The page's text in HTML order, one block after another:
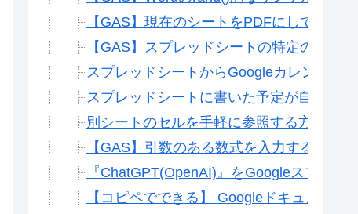
【GAS】現在のシートをPDFにしてメー
【GAS】スプレッドシートの特定の範囲
スプレッドシートからGoogleカレンダー
スプレッドシートに書いた予定が自動的
別シートのセルを手軽に参照する方法
【GAS】引数のある数式を入力する方法
『ChatGPT(OpenAI)』をGoogleスプレッ
【コピペでできる】 Googleドキュメン